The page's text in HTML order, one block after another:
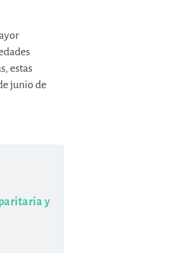
estas
junio de
y